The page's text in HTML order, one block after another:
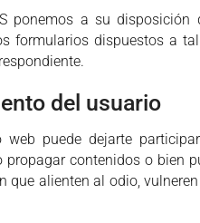
ponemos a su
formularios dispuestos a
del usuario
web puede dejarte
propagar contenidos o bien
que alienten al odio,